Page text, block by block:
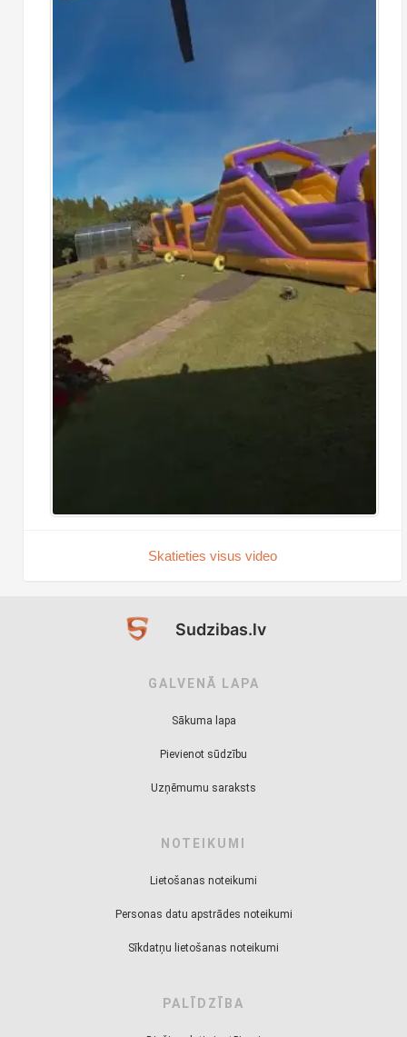
Skatieties visus video
Sudzibas.lv
GALVENĀ LAPA
Sākuma lapa
Pievienot sūdzību
Uzņēmumu saraksts
NOTEIKUMI
Lietošanas noteikumi
Personas datu apstrādes noteikumi
Sīkdatņu lietošanas noteikumi
PALĪDZĪBA